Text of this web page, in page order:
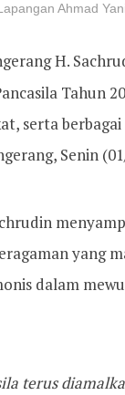
Ahmad
H.
Tahun
serta
Senin
yang
dalam
terus